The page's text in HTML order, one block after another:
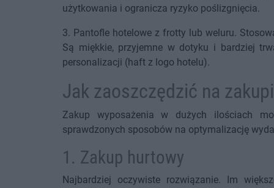
użytkowania i ogranicza ryzyko poślizgnięcia.
3. Pantofle hotelowe z frotty lub weluru.
Są miękkie, przyjemne w dotyku i bardziej
personalizacji (haft z logo hotelu).
Jak zaoszczędzić na
Zakup wyposażenia w dużych ilościach
sprawdzonych sposobów na optymalizację
1. Zakup hurtowy
Najbardziej oczywiste rozwiązanie. Im